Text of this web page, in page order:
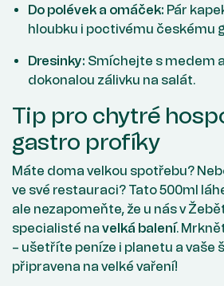
Do polévek a omáček: Pár
hloubku i poctivému českému
Dresinky: Smíchejte s medem
dokonalou zálivku na salát.
Tip pro chytré
gastro profíky
Máte doma velkou spotřebu?
ve své restauraci? Tato 500ml
ale nezapomeňte, že u nás v
specialisté na velká balení.
– ušetříte peníze i planetu a vaše
připravena na velké vaření!